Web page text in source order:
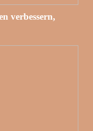
verbessern,